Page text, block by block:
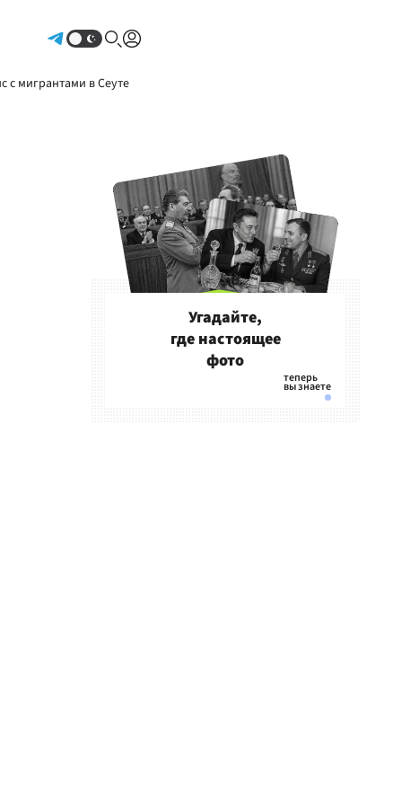
с мигрантами в Сеуте
Угадайте,
где настоящее
фото